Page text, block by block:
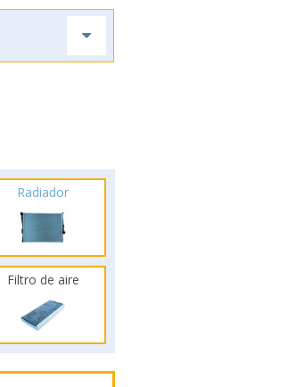
Radiador
Filtro de aire